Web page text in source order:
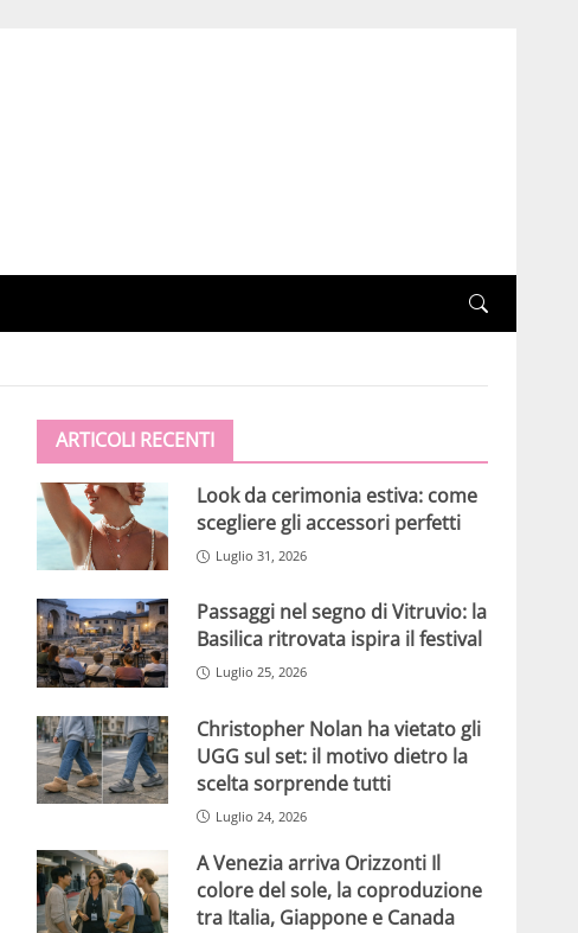
ARTICOLI RECENTI
Look da cerimonia estiva: come
scegliere gli accessori perfetti
Luglio 31, 2026
Passaggi nel segno di Vitruvio: la
Basilica ritrovata ispira il festival
Luglio 25, 2026
Christopher Nolan ha vietato gli
UGG sul set: il motivo dietro la
scelta sorprende tutti
Luglio 24, 2026
A Venezia arriva Orizzonti Il
colore del sole, la coproduzione
tra Italia, Giappone e Canada